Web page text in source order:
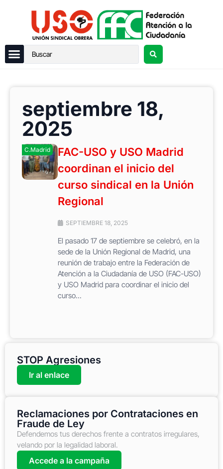
septiembre 18,
2025
C.Madrid
FAC-USO y USO Madrid
coordinan el inicio del
curso sindical en la Unión
Regional
SEPTIEMBRE 18, 2025
El pasado 17 de septiembre se celebró, en la
sede de la Unión Regional de Madrid, una
reunión de trabajo entre la Federación de
Atención a la Ciudadanía de USO (FAC-USO)
y USO Madrid para coordinar el inicio del
curso...
STOP Agresiones
Ir al enlace
Reclamaciones por Contrataciones en
Fraude de Ley
Defendemos tus derechos frente a contratos irregulares,
velando por la legalidad laboral.
Accede a la campaña